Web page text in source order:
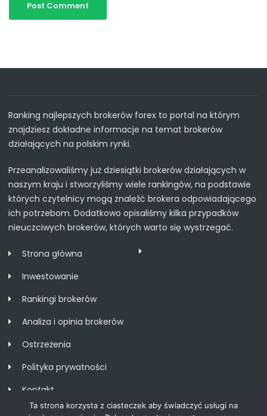
Ranking najlepszych brokerów forex to portal na którym
znajdziesz dokładne informacje na temat brokerów
działających na polskim rynki.
Przeanalizowaliśmy już dziesiątki brokerów działających w
naszym kraju i stworzyliśmy wiele rankingów, na podstawie
których czytelnicy mogą znaleźć brokera odpowiadającego
ich potrzebom. Dodatkowo opisaliśmy kilka przypadków
nieuczciwych brokerów, których warto się wystrzegać.
Strona główna
Inwestowanie
Rankingi brokerów
Analiza i opinia brokerów
Ostrzeżenia
Polityka prywatności
Kontakt
Ta strona korzysta z ciasteczek aby świadczyć usługi na